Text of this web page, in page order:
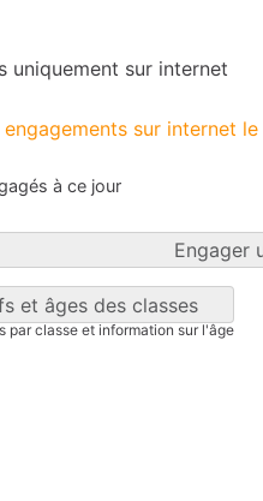
uniquement sur internet
sur internet
à ce jour
Engager
et âges des classes
par classe et information sur l'âge